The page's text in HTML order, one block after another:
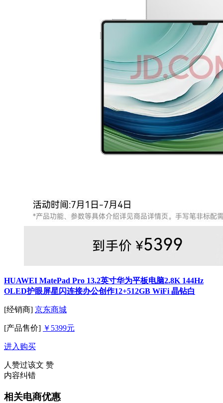
HUAWEI MatePad Pro 13.2英寸华为平板电脑2.8K 144Hz
OLED护眼屏星闪连接办公创作12+512GB WiFi 晶钻白
[经销商] 京东商城
[产品售价] ￥5399元
进入购买
人赞过该文 赞
内容纠错
相关电商优惠